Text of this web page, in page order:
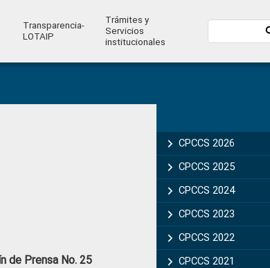
Transparencia-
LOTAIP
Trámites y
Servicios
institucionales
de Prensa No. 25
Sidebar
CPCCS 2026
CPCCS 2025
CPCCS 2024
CPCCS 2023
CPCCS 2022
CPCCS 2021